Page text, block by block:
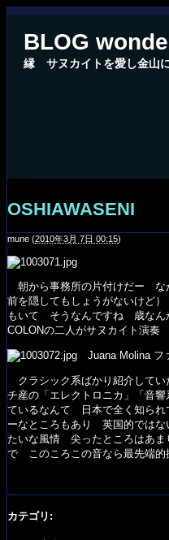
BLOG
縁 サヌカイトを愛し金山
OSHIAWASENI
mune (2010年3月 7日 00:15)
朝から事務所の片付けだー な
前を隠してもしょうがないけど
もいて そうなんですね 歳なん
COLONの二人がサヌカイト演
Juana Molina フ
クラシック系ばかり紹介して
チ産の「エレクトロニカ」「音
ているなんて 日本で全く知ら
ーなところもあり 英国的では
たいな風情 尖ったところはあ
で このころこの音なら最先
カテゴリ :